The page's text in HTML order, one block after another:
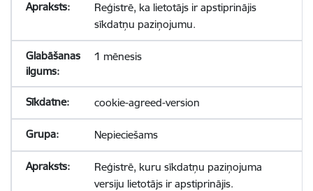
Reģistrē, ka lietotājs ir apstiprinājis
sīkdatņu paziņojumu.
1 mēnesis
cookie-agreed-version
Nepieciešams
Reģistrē, kuru sīkdatņu paziņojuma
versiju lietotājs ir apstiprinājis.